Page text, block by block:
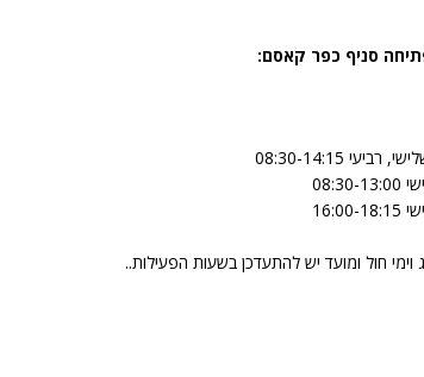
סניף כפר קאסם:
08:30-14:15
וימי חול ומועד יש להתעדכן בשעות הפעילות..